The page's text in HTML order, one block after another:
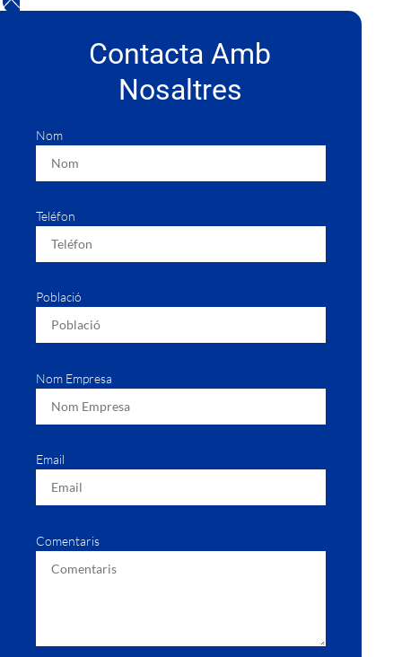
Contacta Amb
Nosaltres
Nom
Teléfon
Població
Nom Empresa
Email
Comentaris